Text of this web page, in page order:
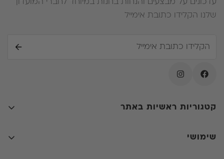
קטגוריות ראשיות באתר
שימושי
עדכונים על מבצעים והנחות בחנות במיוחד לחברי המועדון
שלנו הקלידו כתובת אימייל